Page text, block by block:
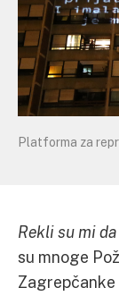
Platforma za
Rekli su mi
su mnoge
Zagrepčanke